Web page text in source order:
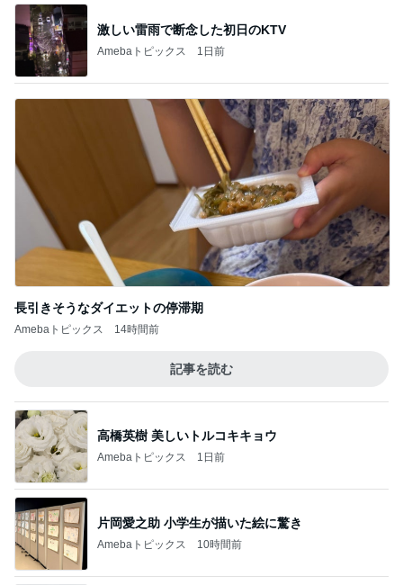
激しい雷雨で断念した初日のKTV
Amebaトピックス 1日前
長引きそうなダイエットの停滞期
Amebaトピックス 14時間前
記事を読む
高橋英樹 美しいトルコキキョウ
Amebaトピックス 1日前
片岡愛之助 小学生が描いた絵に驚き
Amebaトピックス 10時間前